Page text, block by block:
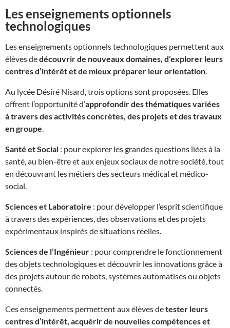
Les enseignements optionnels
technologiques
Les enseignements optionnels technologiques permettent aux
élèves dedécouvrir de nouveaux domaines, d’explorer leurs
centres d’intérêt et de mieux préparer leur orientation.
Au lycée Désiré Nisard, trois options sont proposées. Elles
offrent l’opportunité d’approfondir des thématiques variées
à travers des activités concrètes, des projets et des travaux
en groupe.
Santé et Social : pour explorer les grandes questions liées à la
santé, au bien-être et aux enjeux sociaux de notre société, tout
en découvrant les métiers des secteurs médical et médico-
social.
Sciences et Laboratoire : pour développer l’esprit scientifique
à travers des expériences, des observations et des projets
expérimentaux inspirés de situations réelles.
Sciences de l’Ingénieur : pour comprendre le fonctionnement
des objets technologiques et découvrir les innovations grâce à
des projets autour de robots, systèmes automatisés ou objets
connectés.
Ces enseignements permettent aux élèves detester leurs
centres d’intérêt, acquérir de nouvelles compétences et